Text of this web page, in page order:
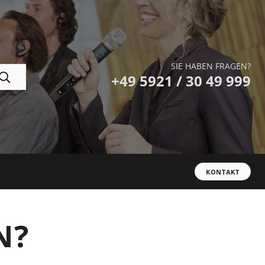
SIE HABEN FRAGEN?
+49 5921 / 30 49 999
KONTAKT